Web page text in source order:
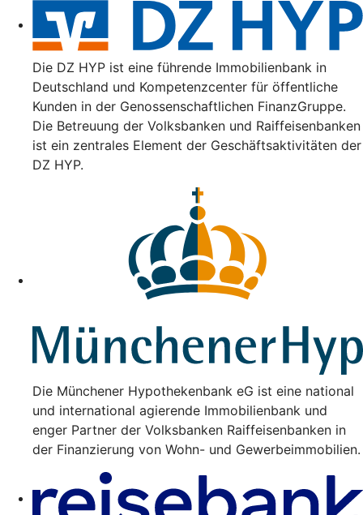
Die DZ HYP ist eine führende Immobilienbank in
Deutschland und Kompetenzcenter für öffentliche
Kunden in der Genossenschaftlichen FinanzGruppe.
Die Betreuung der Volksbanken und Raiffeisenbanken
ist ein zentrales Element der Geschäftsaktivitäten der
DZ HYP.
Die Münchener Hypothekenbank eG ist eine national
und international agierende Immobilienbank und
enger Partner der Volksbanken Raiffeisenbanken in
der Finanzierung von Wohn- und Gewerbeimmobilien.